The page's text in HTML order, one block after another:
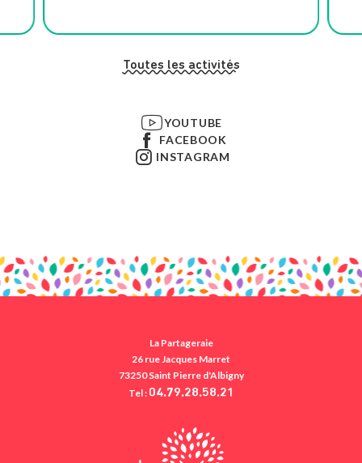
Toutes les activités
YOUTUBE
FACEBOOK
INSTAGRAM
La Partageraie
26 rue Jacques Marret
73250 Saint Pierre d'Albigny
Tel : 04.79.28.58.21